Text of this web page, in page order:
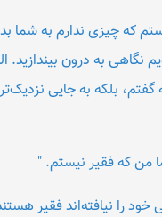
که چیزی ندارم به شما
نگاهی به درون بیندازید.
بلکه به جایی
من که فقیر نیستم. "
را نیافته‌اند فقیر